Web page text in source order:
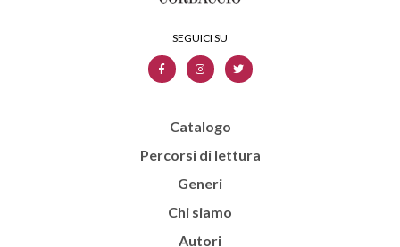
Catalogo
Percorsi di lettura
Generi
Chi siamo
Autori